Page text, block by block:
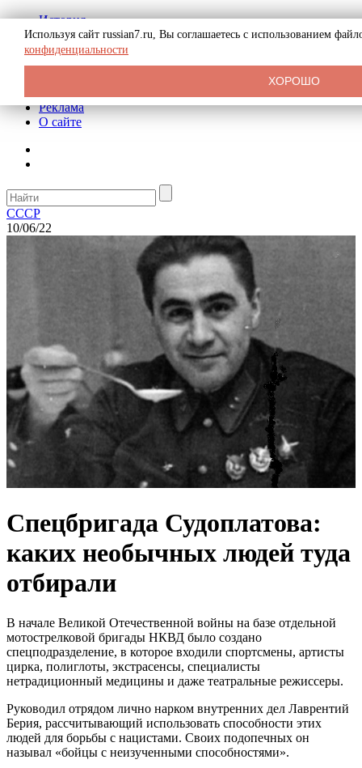
История
Биография
Криминал
СССР
Реклама
О сайте
СССР
10/06/22
Спецбригада Судоплатова:
каких необычных людей туда
отбирали
В начале Великой Отечественной войны на базе отдельной
мотострелковой бригады НКВД было создано
спецподразделение, в которое входили спортсмены, артисты
цирка, полиглоты, экстрасенсы, специалисты
нетрадиционный медицины и даже театральные режиссеры.
Руководил отрядом лично нарком внутренних дел Лаврентий
Берия, рассчитывающий использовать способности этих
людей для борьбы с нацистами. Своих подопечных он
называл «бойцы с неизученными способностями».
Используя сайт russian7.ru, Вы соглашаетесь с использованием
конфиденциальности
ХОРОШО